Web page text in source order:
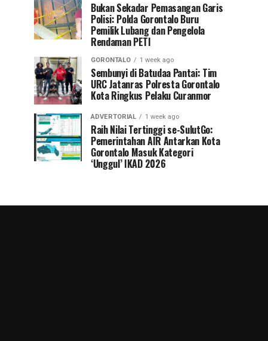
Bukan Sekadar Pemasangan Garis
Polisi: Polda Gorontalo Buru
Pemilik Lubang dan Pengelola
Rendaman PETI
GORONTALO 1 week ago
Sembunyi di Batudaa Pantai: Tim
URC Jatanras Polresta Gorontalo
Kota Ringkus Pelaku Curanmor
ADVERTORIAL 1 week ago
Raih Nilai Tertinggi se-SulutGo:
Pemerintahan AIR Antarkan Kota
Gorontalo Masuk Kategori
‘Unggul’ IKAD 2026